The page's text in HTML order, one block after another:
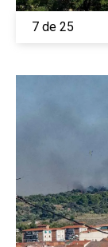
7 de 25